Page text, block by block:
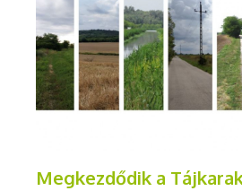
Megkezdődik a